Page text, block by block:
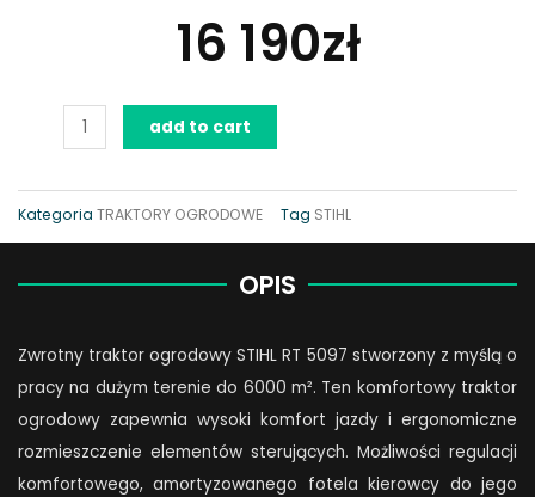
16 190zł
Traktor
5097
quantity
add to cart
Kategoria TRAKTORY OGRODOWE Tag STIHL
OPIS
Zwrotny traktor ogrodowy STIHL RT 5097 stworzony z myślą o
pracy na dużym terenie do 6000 m². Ten komfortowy traktor
ogrodowy zapewnia wysoki komfort jazdy i ergonomiczne
rozmieszczenie elementów sterujących. Możliwości regulacji
komfortowego, amortyzowanego fotela kierowcy do jego